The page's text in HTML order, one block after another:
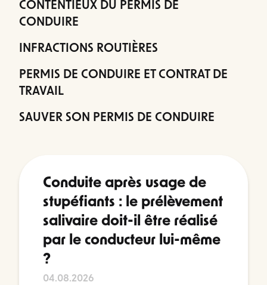
CONTENTIEUX DU PERMIS DE
CONDUIRE
INFRACTIONS ROUTIÈRES
PERMIS DE CONDUIRE ET CONTRAT DE
TRAVAIL
SAUVER SON PERMIS DE CONDUIRE
Conduite après usage de
stupéfiants : le prélèvement
salivaire doit-il être réalisé
par le conducteur lui-même
?
04.08.2026